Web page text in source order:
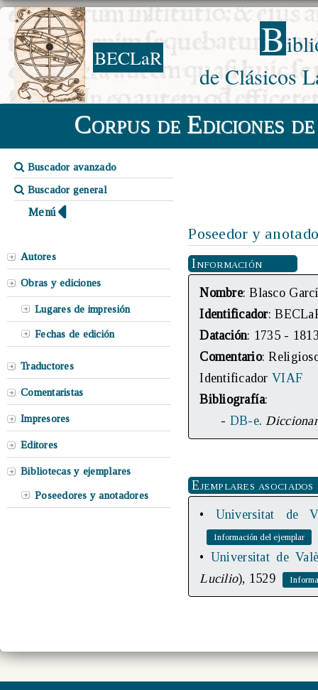
BECLaR B
de Clásicos
Corpus de Ediciones
Buscador avanzado
Buscador general
Menú
Autores
Obras y ediciones
Lugares de impresión
Fechas de edición
Traductores
Comentaristas
Impresores
Editores
Bibliotecas y ejemplares
Poseedores y anotadores
Poseedor y
Información
Nombre: Blasco
Identificador:
Datación: 1735 -
Comentario:
IdentificadorVIAF
Bibliografía:
- DB-e.
Ejemplares asociados
• Universitat de
• Universitat de
Lucilio), 1529